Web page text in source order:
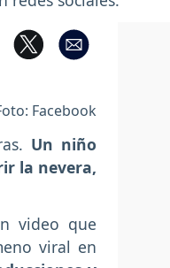
Facebook
Un niño
la nevera,
video que
viral en